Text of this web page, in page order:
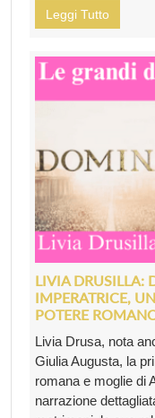
Leggi Tutto
LIVIA DRUSILLA:
IMPERATRICE,
POTERE
Livia Drusa, nota
Giulia Augusta, la
romana e moglie di
narrazione